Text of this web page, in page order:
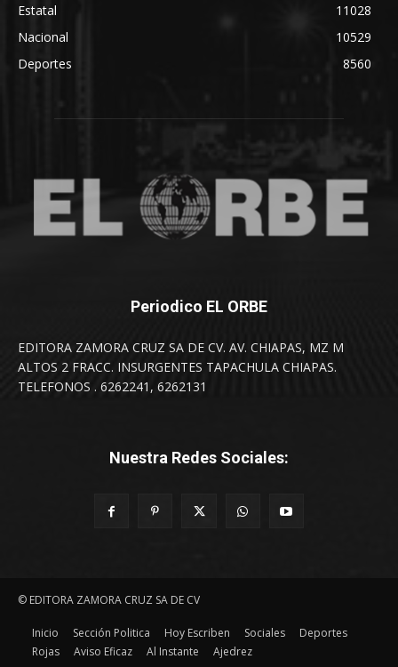
Estatal
11028
Nacional
10529
Deportes
8560
Periodico EL ORBE
EDITORA ZAMORA CRUZ SA DE CV. AV. CHIAPAS, MZ M
ALTOS 2 FRACC. INSURGENTES TAPACHULA CHIAPAS.
TELEFONOS . 6262241, 6262131
Nuestra Redes Sociales:
© EDITORA ZAMORA CRUZ SA DE CV
Inicio Sección Politica Hoy Escriben Sociales
Deportes
Rojas
Aviso Eficaz Al Instante Ajedrez